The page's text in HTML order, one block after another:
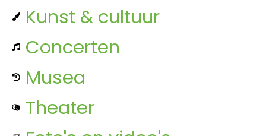
Kunst & cultuur
Concerten
Musea
Theater